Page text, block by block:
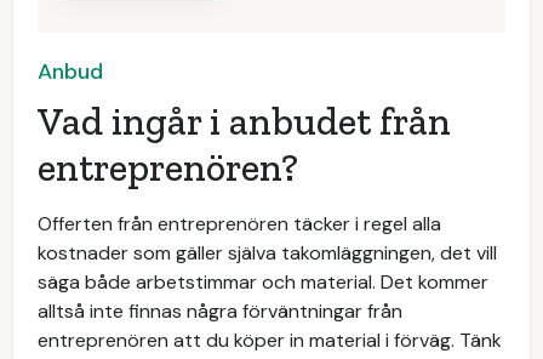
Anbud
Vad ingår i anbudet från
entreprenören?
Offerten från entreprenören täcker i regel alla
kostnader som gäller själva takomläggningen, det vill
säga både arbetstimmar och material. Det kommer
alltså inte finnas några förväntningar från
entreprenören att du köper in material i förväg. Tänk